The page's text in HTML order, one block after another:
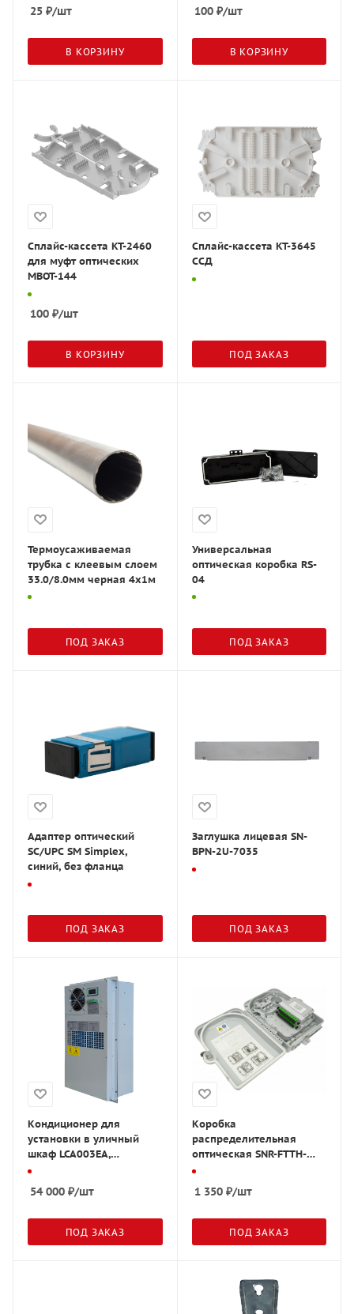
25 ₽/шт
В КОРЗИНУ
100₽/шт
В КОРЗИНУ
Сплайс-кассета КТ-2460
для муфт оптических
МВОТ-144
100 ₽/шт
В КОРЗИНУ
Сплайс-кассета КТ-3645
ССД
ПОД ЗАКАЗ
Термоусаживаемая
трубка с клеевым слоем
33.0/8.0мм черная 4х1м
ПОД ЗАКАЗ
Универсальная
оптическая коробка RS-
04
ПОД ЗАКАЗ
Адаптер оптический
SC/UPC SM Simplex,
синий, без фланца
ПОД ЗАКАЗ
Заглушка лицевая SN-
BPN-2U-7035
ПОД ЗАКАЗ
Кондиционер для
установки в уличный
шкаф LCA003EA,
производительность
300W, переменный ток
220В
54 000 ₽/шт
ПОД ЗАКАЗ
Коробка
распределительная
оптическая SNR-FTTH-
FDB-24A
1 350₽/шт
ПОД ЗАКАЗ